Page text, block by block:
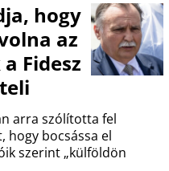
hogy
az
Fidesz
arra szólította fel
hogy bocsássa el
szerint „külföldön